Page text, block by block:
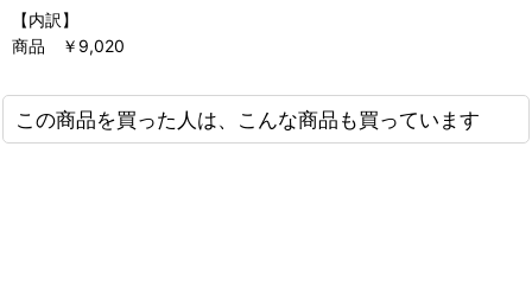
【内訳】
商品 ￥9,020
この商品を買った人は、こんな商品も買っています